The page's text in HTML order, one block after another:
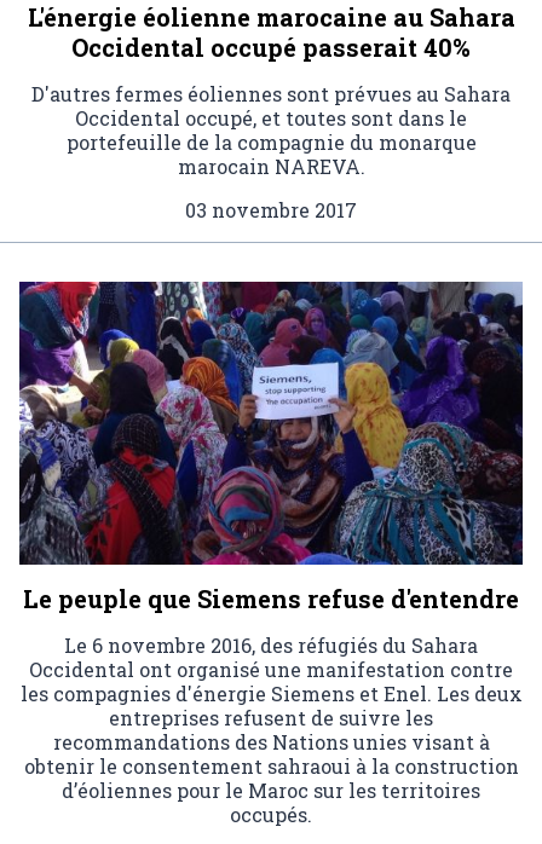
L'énergie éolienne marocaine au Sahara
Occidental occupé passerait 40%
D'autres fermes éoliennes sont prévues au Sahara
Occidental occupé, et toutes sont dans le
portefeuille de la compagnie du monarque
marocain NAREVA.
03 novembre 2017
Le peuple que Siemens refuse d'entendre
Le 6 novembre 2016, des réfugiés du Sahara
Occidental ont organisé une manifestation contre
les compagnies d'énergie Siemens et Enel. Les deux
entreprises refusent de suivre les
recommandations des Nations unies visant à
obtenir le consentement sahraoui à la construction
d’éoliennes pour le Maroc sur les territoires
occupés.